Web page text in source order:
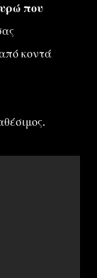
που
κοντά